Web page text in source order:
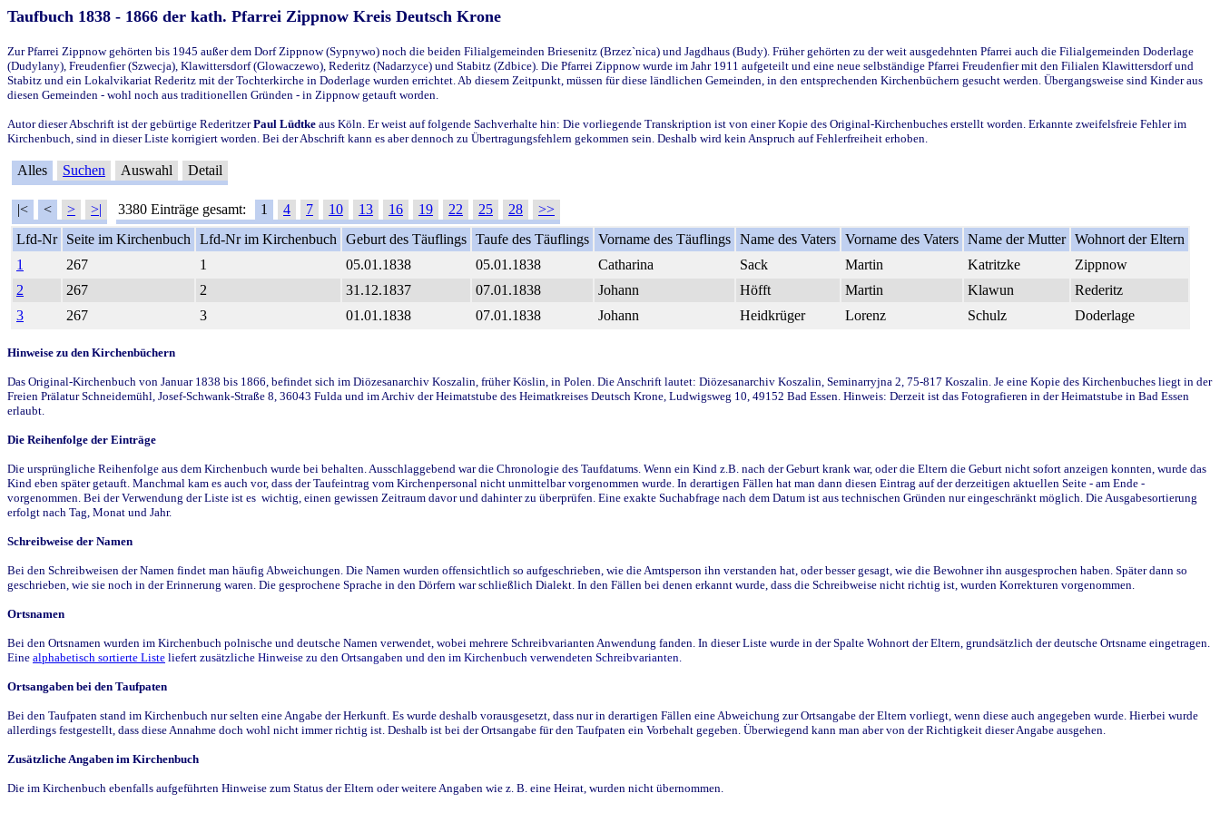
Taufbuch 1838 - 1866 der kath. Pfarrei Zippnow Kreis Deutsch Krone
Zur Pfarrei Zippnow gehörten bis 1945 außer dem Dorf Zippnow (Sypnywo) noch die beiden Filialgemeinden Briesenitz (Brzez`nica) und Jagdhaus (Budy). Früher gehörten zu der weit ausgedehnten Pfarrei auch die Filialgemeinden Doderlage
(Dudylany), Freudenfier (Szwecja), Klawittersdorf (Glowaczewo), Rederitz (Nadarzyce) und Stabitz (Zdbice). Die Pfarrei Zippnow wurde im Jahr 1911 aufgeteilt und eine neue selbständige Pfarrei Freudenfier mit den Filialen Klawittersdorf und
Stabitz und ein Lokalvikariat Rederitz mit der Tochterkirche in Doderlage wurden errichtet. Ab diesem Zeitpunkt, müssen für diese ländlichen Gemeinden, in den entsprechenden Kirchenbüchern gesucht werden. Übergangsweise sind Kinder aus
diesen Gemeinden - wohl noch aus traditionellen Gründen - in Zippnow getauft worden.
Autor dieser Abschrift ist der gebürtige RederitzerPaul Lüdtke aus Köln. Er weist auf folgende Sachverhalte hin: Die vorliegende Transkription ist von einer Kopie des Original-Kirchenbuches erstellt worden. Erkannte zweifelsfreie Fehler im
Kirchenbuch, sind in dieser Liste korrigiert worden. Bei der Abschrift kann es aber dennoch zu Übertragungsfehlern gekommen sein. Deshalb wird kein Anspruch auf Fehlerfreiheit erhoben.
Alles Suchen Auswahl Detail
|< < > >| 3380 Einträge gesamt: 1 4 7 10 13 16 19 22 25 28
>>
Lfd-Nr
Seite im Kirchenbuch Lfd-Nr im Kirchenbuch Geburt des Täuflings Taufe des Täuflings Vorname des Täuflings Name des Vaters Vorname des Vaters Name der Mutter Wohnort der Eltern
1
267 1 05.01.1838 05.01.1838 Catharina Sack Martin Katritzke
Zippnow
2
267 2 31.12.1837 07.01.1838 Johann Höfft Martin Klawun
Rederitz
3
267 3 01.01.1838 07.01.1838 Johann Heidkrüger Lorenz Schulz Doderlage
Hinweise zu den Kirchenbüchern
Das Original-Kirchenbuch von Januar 1838 bis 1866, befindet sich im Diözesanarchiv Koszalin, früher Köslin, in Polen. Die Anschrift lautet: Diözesanarchiv Koszalin, Seminarryjna 2, 75-817 Koszalin. Je eine Kopie des Kirchenbuches liegt in der
Freien Prälatur Schneidemühl, Josef-Schwank-Straße 8, 36043 Fulda und im Archiv der Heimatstube des Heimatkreises Deutsch Krone, Ludwigsweg 10, 49152 Bad Essen. Hinweis: Derzeit ist das Fotografieren in der Heimatstube in Bad Essen
erlaubt.
Die Reihenfolge der Einträge
Die ursprüngliche Reihenfolge aus dem Kirchenbuch wurde bei behalten. Ausschlaggebend war die Chronologie des Taufdatums. Wenn ein Kind z.B. nach der Geburt krank war, oder die Eltern die Geburt nicht sofort anzeigen konnten, wurde das
Kind eben später getauft. Manchmal kam es auch vor, dass der Taufeintrag vom Kirchenpersonal nicht unmittelbar vorgenommen wurde. In derartigen Fällen hat man dann diesen Eintrag auf der derzeitigen aktuellen Seite - am Ende -
vorgenommen. Bei der Verwendung der Liste ist es wichtig, einen gewissen Zeitraum davor und dahinter zu überprüfen. Eine exakte Suchabfrage nach dem Datum ist aus technischen Gründen nur eingeschränkt möglich. Die Ausgabesortierung
erfolgt nach Tag, Monat und Jahr.
Schreibweise der Namen
Bei den Schreibweisen der Namen findet man häufig Abweichungen. Die Namen wurden offensichtlich so aufgeschrieben, wie die Amtsperson ihn verstanden hat, oder besser gesagt, wie die Bewohner ihn ausgesprochen haben. Später dann so
geschrieben, wie sie noch in der Erinnerung waren. Die gesprochene Sprache in den Dörfern war schließlich Dialekt. In den Fällen bei denen erkannt wurde, dass die Schreibweise nicht richtig ist, wurden Korrekturen vorgenommen.
Ortsnamen
Bei den Ortsnamen wurden im Kirchenbuch polnische und deutsche Namen verwendet, wobei mehrere Schreibvarianten Anwendung fanden. In dieser Liste wurde in der Spalte Wohnort der Eltern, grundsätzlich der deutsche Ortsname eingetragen.
Eine alphabetisch sortierte Liste liefert zusätzliche Hinweise zu den Ortsangaben und den im Kirchenbuch verwendeten Schreibvarianten.
Ortsangaben bei den Taufpaten
Bei den Taufpaten stand im Kirchenbuch nur selten eine Angabe der Herkunft. Es wurde deshalb vorausgesetzt, dass nur in derartigen Fällen eine Abweichung zur Ortsangabe der Eltern vorliegt, wenn diese auch angegeben wurde. Hierbei wurde
allerdings festgestellt, dass diese Annahme doch wohl nicht immer richtig ist. Deshalb ist bei der Ortsangabe für den Taufpaten ein Vorbehalt gegeben. Überwiegend kann man aber von der Richtigkeit dieser Angabe ausgehen.
Zusätzliche Angaben im Kirchenbuch
Die im Kirchenbuch ebenfalls aufgeführten Hinweise zum Status der Eltern oder weitere Angaben wie z. B. eine Heirat, wurden nicht übernommen.